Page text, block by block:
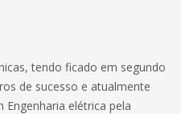
tendo ficado em segundo
de sucesso e atualmente
elétrica pela